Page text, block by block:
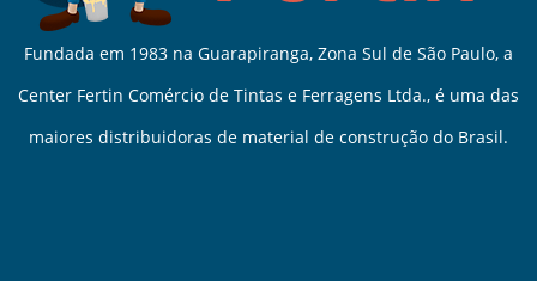
Fundada em 1983 na Guarapiranga, Zona Sul de São Paulo, a
Center Fertin Comércio de Tintas e Ferragens Ltda., é uma das
maiores distribuidoras de material de construção do Brasil.